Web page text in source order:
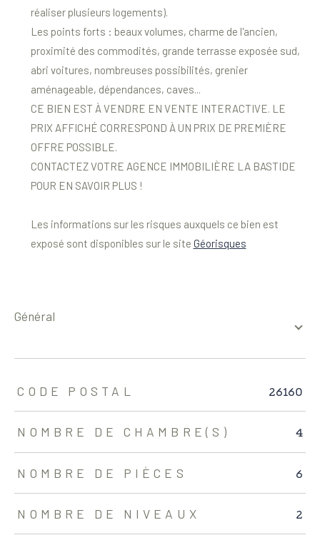
réaliser plusieurs logements).
Les points forts : beaux volumes, charme de l'ancien,
proximité des commodités, grande terrasse exposée sud,
abri voitures, nombreuses possibilités, grenier
aménageable, dépendances, caves...
CE BIEN EST À VENDRE EN VENTE INTERACTIVE. LE
PRIX AFFICHÉ CORRESPOND À UN PRIX DE PREMIÈRE
OFFRE POSSIBLE.
CONTACTEZ VOTRE AGENCE IMMOBILIÈRE LA BASTIDE
POUR EN SAVOIR PLUS !
Les informations sur les risques auxquels ce bien est
exposé sont disponibles sur le site Géorisques
général
TRAD_ZEPHYR_Caracteristique TRAD_ZEPHYR_Valeurs
CODE POSTAL 26160
NOMBRE DE CHAMBRE(S) 4
NOMBRE DE PIÈCES 6
NOMBRE DE NIVEAUX 2